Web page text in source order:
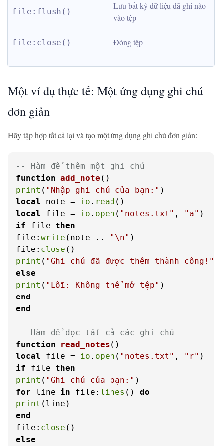
file:flush()
Lưu bất kỳ dữ liệu đã ghi nào
vào tệp
file:close() Đóng tệp
Một ví dụ thực tế: Một ứng dụng ghi chú
đơn giản
Hãy tập hợp tất cả lại và tạo một ứng dụng ghi chú đơn giản:
-- Hàm để thêm một ghi chú
function add_note ()
print ( "Nhập ghi chú của bạn:"
local note = io . read
local file = io . open ( "notes.txt" , "a"
if file then
file: write (note .. "\n" )
file: close
print ( "Ghi chú đã được thêm thành công!"
else
print ( "Lỗi: Không thể mở tệp"
end
end
-- Hàm để đọc tất cả các ghi chú
function
read_notes ()
local file = io . open ( "notes.txt" , "r"
if file then
print ( "Ghi chú của bạn:"
for line in file: lines () do
print
end
file: close
else